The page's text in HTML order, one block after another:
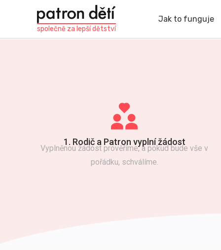
obsahu
společně za lepší dětství
Jak to funguje
1. Rodič a Patron vyplní žádost
Vyplněnou žádost prověříme, a pokud bude vše v
pořádku, schválíme.